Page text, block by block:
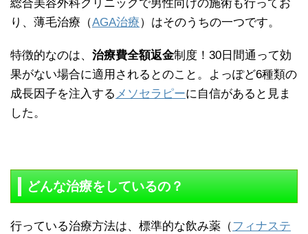
総合美容外科クリニックで男性向けの施術も行ってお
り、薄毛治療（AGA治療）はそのうちの一つです。
特徴的なのは、 治療費全額返金制度！30日間通って効
果がない場合に適用されるとのこと。よっぽど6種類の
成長因子を注入する メソセラピーに自信があると見ま
した。
どんな治療をしているの？
行っている治療方法は、標準的な飲み薬（フィナステ